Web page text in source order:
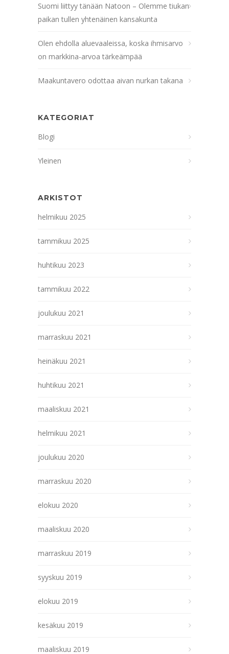
Suomi liittyy tänään Natoon – Olemme tiukan
paikan tullen yhtenäinen kansakunta
Olen ehdolla aluevaaleissa, koska ihmisarvo
on markkina-arvoa tärkeämpää
Maakuntavero odottaa aivan nurkan takana
KATEGORIAT
Blogi
Yleinen
ARKISTOT
helmikuu 2025
tammikuu 2025
huhtikuu 2023
tammikuu 2022
joulukuu 2021
marraskuu 2021
heinäkuu 2021
huhtikuu 2021
maaliskuu 2021
helmikuu 2021
joulukuu 2020
marraskuu 2020
elokuu 2020
maaliskuu 2020
marraskuu 2019
syyskuu 2019
elokuu 2019
kesäkuu 2019
maaliskuu 2019